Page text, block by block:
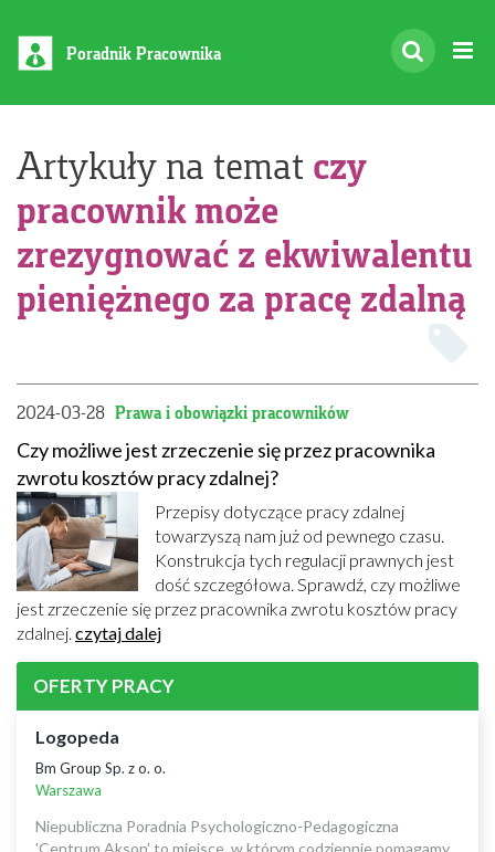
Poradnik Pracownika
Artykuły na temat czy
pracownik może
zrezygnować z ekwiwalentu
pieniężnego za pracę zdalną
2024-03-28 Prawa i obowiązki pracowników
Czy możliwe jest zrzeczenie się przez pracownika
zwrotu kosztów pracy zdalnej?
Przepisy dotyczące pracy zdalnej
towarzyszą nam już od pewnego czasu.
Konstrukcja tych regulacji prawnych jest
dość szczegółowa. Sprawdź, czy możliwe
jest zrzeczenie się przez pracownika zwrotu kosztów pracy
zdalnej. czytaj dalej
OFERTY PRACY
Logopeda
Bm Group Sp. z o. o.
Warszawa
Niepubliczna Poradnia Psychologiczno-Pedagogiczna
'Centrum Akson' to miejsce, w którym codziennie pomagamy